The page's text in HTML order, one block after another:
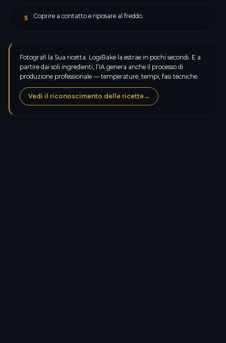
5 Coprire a contatto e riposare al freddo.
Fotografi la Sua ricetta: LogiBake la estrae in pochi secondi. E a
partire dai soli ingredienti, l’IA genera anche il processo di
produzione professionale — temperature, tempi, fasi tecniche.
Vedi il riconoscimento delle ricette→